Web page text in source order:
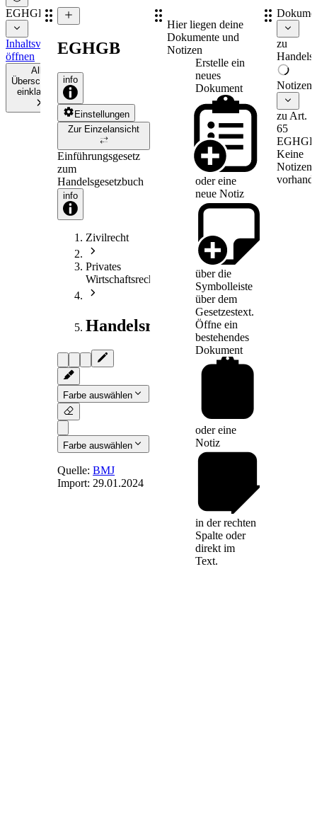
EGHGB
Inhaltsverzeichnis
öffnen
Alle
Überschriften
einklappen
EGHGB
info
Einstellungen
Zur Einzelansicht
Einführungsgesetz
zum
Handelsgesetzbuch
info
Zivilrecht
Privates
Wirtschaftsrecht
Handelsrecht
Farbe auswählen
Farbe auswählen
Quelle:BMJ
Import: 29.01.2024
Hier liegen deine
Dokumente und
Notizen
Erstelle ein
neues
Dokument
oder eine
neue Notiz
über die
Symbolleiste
über dem
Gesetzestext.
Öffne ein
bestehendes
Dokument
oder eine
Notiz
in der rechten
Spalte oder
direkt im
Text.
zu
Notizen
zu Art.
65
EGHGB
Keine
Notizen